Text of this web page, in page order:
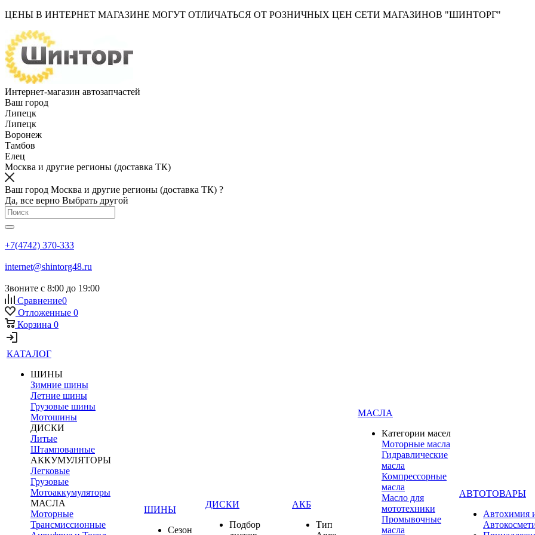
ЦЕНЫ В ИНТЕРНЕТ МАГАЗИНЕ МОГУТ ОТЛИЧАТЬСЯ ОТ РОЗНИЧНЫХ ЦЕН СЕТИ МАГАЗИНОВ "ШИНТОРГ"
Интернет-магазин автозапчастей
Ваш город
Липецк
Липецк
Воронеж
Тамбов
Елец
Москва и другие регионы (доставка ТК)
Ваш город Москва и другие регионы (доставка ТК) ?
Да, все верно Выбрать другой
+7(4742) 370-333
internet@shintorg48.ru
Звоните с 8:00 до 19:00
Сравнение0
Отложенные 0
Корзина 0
КАТАЛОГ
ШИНЫ
Зимние шины
Летние шины
Грузовые шины
Мотошины
ДИСКИ
Литые
Штампованные
АККУМУЛЯТОРЫ
Легковые
Грузовые
Мотоаккумуляторы
МАСЛА
Моторные
Трансмиссионные
ШИНЫ
Сезон
ДИСКИ
Подбор
АКБ
Тип
МАСЛА
Категории масел
Моторные масла
Гидравлические
масла
Компрессорные
масла
Масло для
мототехники
Промывочные
масла
АВТОТОВАРЫ
Автохимия